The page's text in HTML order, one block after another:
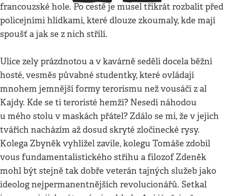
francouzské hole. Po cestě je musel třikrát rozbalit před
policejními hlídkami, které dlouze zkoumaly, kde mají
spoušť a jak se z nich střílí.
Ulice zely prázdnotou a v kavárně seděli docela běžní
hosté, vesměs půvabné studentky, které ovládají
mnohem jemnější formy terorismu než vousáči z al
Kajdy. Kde se ti teroristé hemží? Nesedí náhodou
u mého stolu v maskách přátel? Zdálo se mi, že v jejich
tvářích nacházím až dosud skryté zločinecké rysy.
Kolega Zbyněk vyhlížel zavile, kolegu Tomáše zdobil
vous fundamentalistického střihu a filozof Zdeněk
mohl být stejně tak dobře veterán tajných služeb jako
ideolog nejpermanentnějších revolucionářů. Setkal